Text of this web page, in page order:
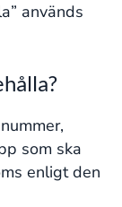
används
som ska
enligt den